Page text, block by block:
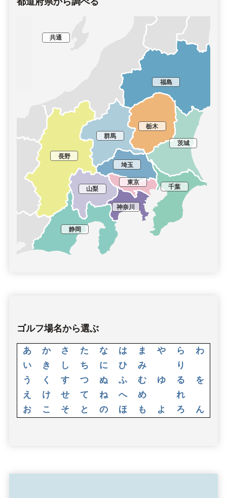
共通
福島
栃木
群馬
長野
埼玉
茨城
山梨
東京
千葉
神奈川
静岡
ゴルフ場名から選ぶ
あ か さ た な は ま や ら
わ
い
き し ち に ひ み
り
う
く す つ ぬ ふ む ゆ る
を
え
け せ て ね へ め
れ
お
こ そ と の ほ も よ ろ ん